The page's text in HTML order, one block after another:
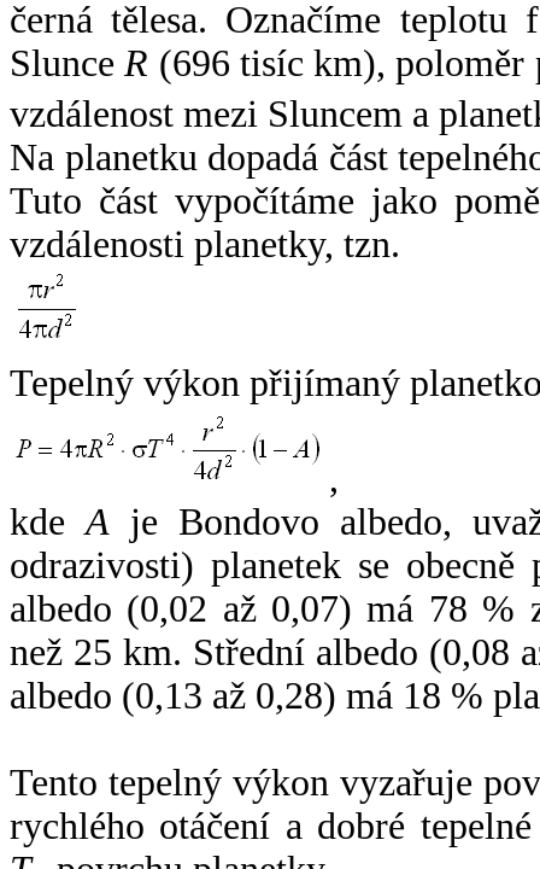
černá tělesa. Označíme
SlunceR (696 tisíc km),
vzdálenost mezi Sluncem a
Na planetku dopadá část
Tuto část vypočítáme jako
vzdálenosti planetky, tzn.
Tepelný výkon přijímaný
,
kdeA je Bondovo albedo,
odrazivosti) planetek se
albedo (0,02 až 0,07) má 78 %
než 25 km. Střední albedo (0,08
albedo (0,13 až 0,28) má 18 %
Tento tepelný výkon vyzařuje
rychlého otáčení a dobré